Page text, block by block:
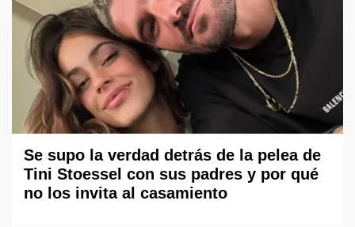
Se supo la verdad detrás de la pelea de
Tini Stoessel con sus padres y por qué
no los invita al casamiento